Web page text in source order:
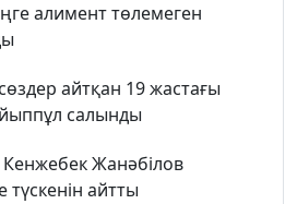
алимент төлемеген
айтқан 19 жастағы
салынды
Жанәбілов
түскенін айтты